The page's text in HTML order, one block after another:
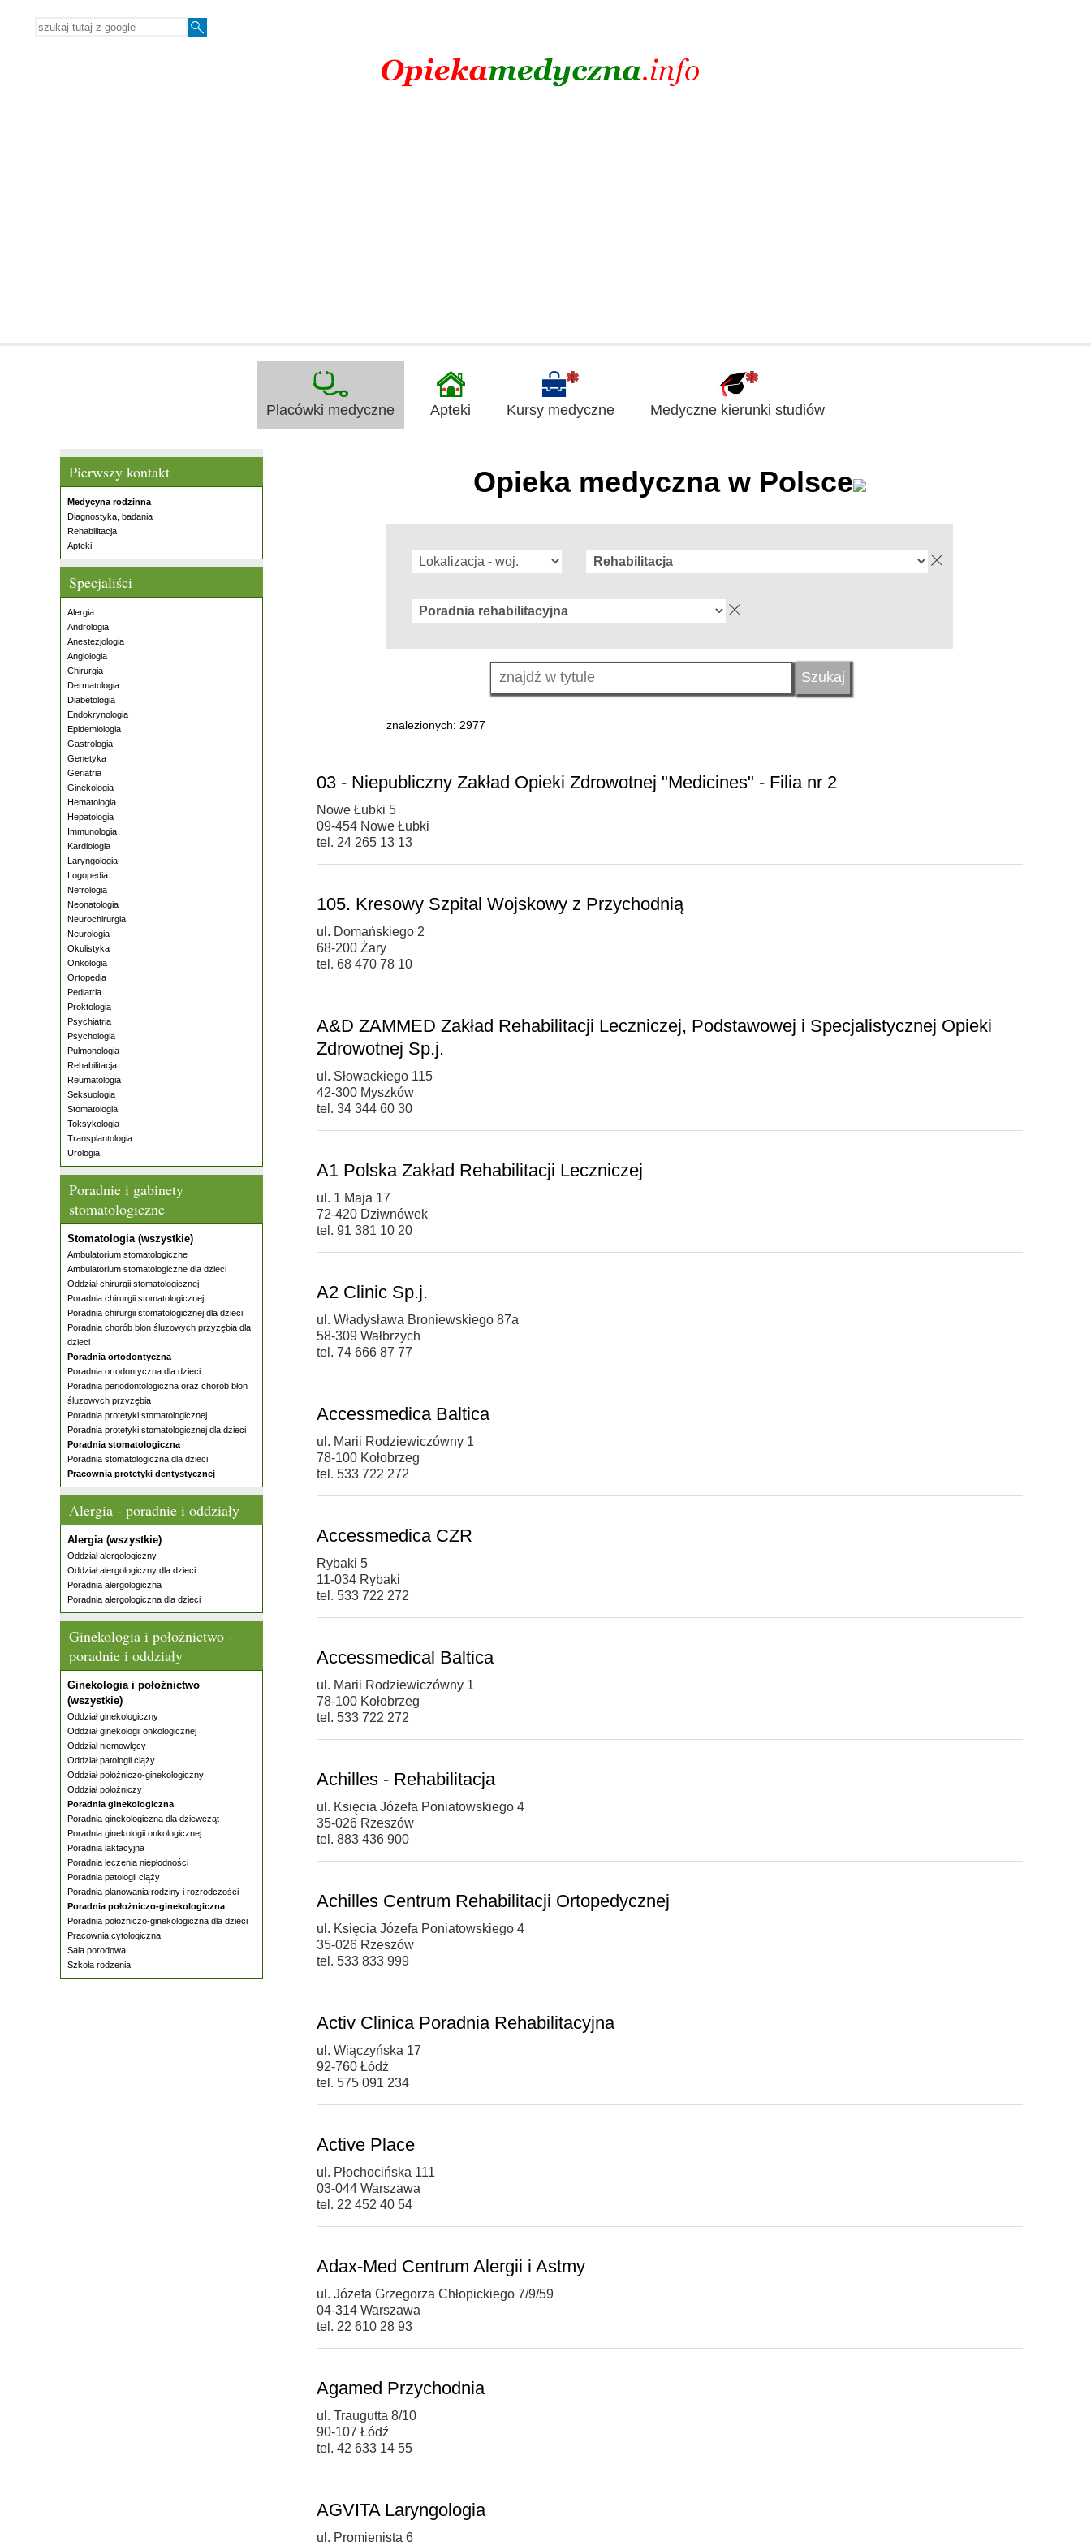
Placówki medyczne Apteki Kursy medyczne Medyczne kierunki studiów
Pierwszy kontakt
Medycyna rodzinna
Diagnostyka, badania
Rehabilitacja
Apteki
Specjaliści
Alergia
Andrologia
Anestezjologia
Angiologia
Chirurgia
Dermatologia
Diabetologia
Endokrynologia
Epidemiologia
Gastrologia
Genetyka
Geriatria
Ginekologia
Hematologia
Hepatologia
Immunologia
Kardiologia
Laryngologia
Logopedia
Nefrologia
Neonatologia
Neurochirurgia
Neurologia
Okulistyka
Onkologia
Ortopedia
Pediatria
Proktologia
Psychiatria
Psychologia
Pulmonologia
Rehabilitacja
Reumatologia
Seksuologia
Stomatologia
Toksykologia
Transplantologia
Urologia
Poradnie i gabinety
stomatologiczne
Stomatologia (wszystkie)
Ambulatorium stomatologiczne
Ambulatorium stomatologiczne dla dzieci
Oddział chirurgii stomatologicznej
Poradnia chirurgii stomatologicznej
Poradnia chirurgii stomatologicznej dla dzieci
Poradnia chorób błon śluzowych przyzębia dla
dzieci
Poradnia ortodontyczna
Poradnia ortodontyczna dla dzieci
Poradnia periodontologiczna oraz chorób błon
śluzowych przyzębia
Poradnia protetyki stomatologicznej
Poradnia protetyki stomatologicznej dla dzieci
Poradnia stomatologiczna
Poradnia stomatologiczna dla dzieci
Pracownia protetyki dentystycznej
Alergia - poradnie i oddziały
Alergia (wszystkie)
Oddział alergologiczny
Oddział alergologiczny dla dzieci
Poradnia alergologiczna
Poradnia alergologiczna dla dzieci
Ginekologia i położnictwo -
poradnie i oddziały
Ginekologia i położnictwo
(wszystkie)
Oddział ginekologiczny
Oddział ginekologii onkologicznej
Oddział niemowlęcy
Oddział patologii ciąży
Oddział położniczo-ginekologiczny
Oddział położniczy
Poradnia ginekologiczna
Poradnia ginekologiczna dla dziewcząt
Poradnia ginekologii onkologicznej
Poradnia laktacyjna
Poradnia leczenia niepłodności
Poradnia patologii ciąży
Poradnia planowania rodziny i rozrodczości
Poradnia położniczo-ginekologiczna
Poradnia położniczo-ginekologiczna dla dzieci
Pracownia cytologiczna
Sala porodowa
Szkoła rodzenia
Opieka medyczna w Polsce
znalezionych: 2977
03 - Niepubliczny Zakład Opieki Zdrowotnej "Medicines" - Filia nr 2
Nowe Łubki 5
09-454 Nowe Łubki
tel. 24 265 13 13
105. Kresowy Szpital Wojskowy z Przychodnią
ul. Domańskiego 2
68-200 Żary
tel. 68 470 78 10
A&D ZAMMED Zakład Rehabilitacji Leczniczej, Podstawowej i Specjalistycznej Opieki
Zdrowotnej Sp.j.
ul. Słowackiego 115
42-300 Myszków
tel. 34 344 60 30
A1 Polska Zakład Rehabilitacji Leczniczej
ul. 1 Maja 17
72-420 Dziwnówek
tel. 91 381 10 20
A2 Clinic Sp.j.
ul. Władysława Broniewskiego 87a
58-309 Wałbrzych
tel. 74 666 87 77
Accessmedica Baltica
ul. Marii Rodziewiczówny 1
78-100 Kołobrzeg
tel. 533 722 272
Accessmedica CZR
Rybaki 5
11-034 Rybaki
tel. 533 722 272
Accessmedical Baltica
ul. Marii Rodziewiczówny 1
78-100 Kołobrzeg
tel. 533 722 272
Achilles - Rehabilitacja
ul. Księcia Józefa Poniatowskiego 4
35-026 Rzeszów
tel. 883 436 900
Achilles Centrum Rehabilitacji Ortopedycznej
ul. Księcia Józefa Poniatowskiego 4
35-026 Rzeszów
tel. 533 833 999
Activ Clinica Poradnia Rehabilitacyjna
ul. Wiączyńska 17
92-760 Łódź
tel. 575 091 234
Active Place
ul. Płochocińska 111
03-044 Warszawa
tel. 22 452 40 54
Adax-Med Centrum Alergii i Astmy
ul. Józefa Grzegorza Chłopickiego 7/9/59
04-314 Warszawa
tel. 22 610 28 93
Agamed Przychodnia
ul. Traugutta 8/10
90-107 Łódź
tel. 42 633 14 55
AGVITA Laryngologia
ul. Promienista 6